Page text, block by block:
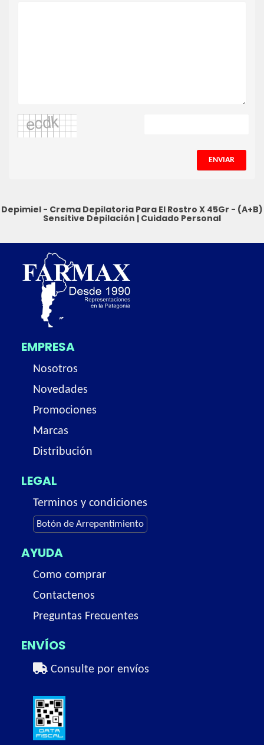
ENVIAR
Depimiel - Crema Depilatoria Para El Rostro X 45Gr - (A+B)
Sensitive Depilación | Cuidado Personal
EMPRESA
Nosotros
Novedades
Promociones
Marcas
Distribución
LEGAL
Terminos y condiciones
Botón de Arrepentimiento
AYUDA
Como comprar
Contactenos
Preguntas Frecuentes
ENVÍOS
Consulte por envíos